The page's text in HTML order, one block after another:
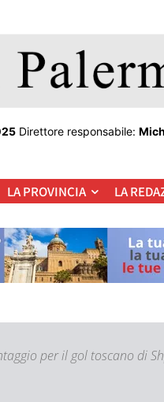
Direttore responsabile:
LA PROVINCIA LA
per il gol toscano di